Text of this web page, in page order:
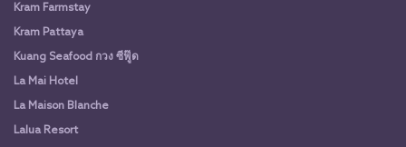
Kram Farmstay
Kram Pattaya
Kuang Seafood กวง ซีฟู๊ด
La Mai Hotel
La Maison Blanche
Lalua Resort